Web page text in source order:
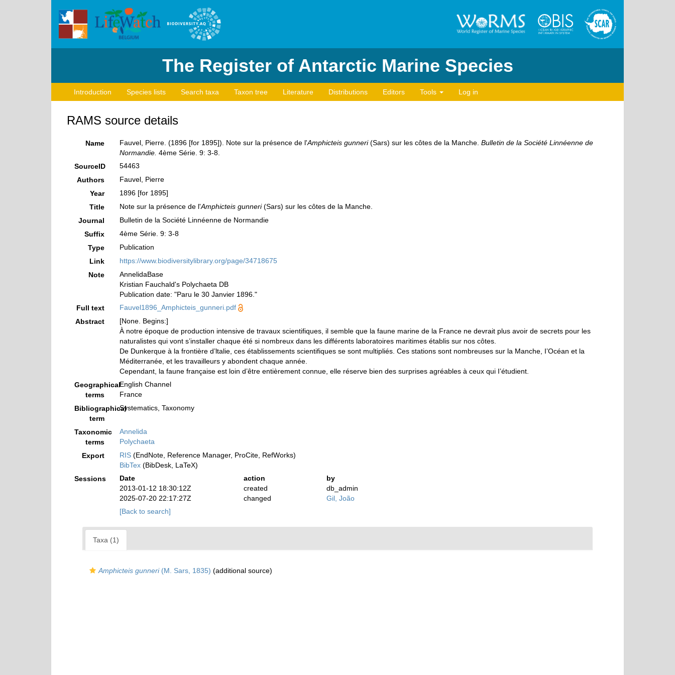
The Register of Antarctic Marine Species
Introduction Species lists Search taxa Taxon tree Literature Distributions Editors Tools Log in
RAMS source details
Name Fauvel, Pierre. (1896 [for 1895]). Note sur la présence de l'Amphicteis gunneri(Sars) sur les côtes de la Manche. Bulletin de la Société Linnéenne de
Normandie. 4ème Série. 9: 3-8.
SourceID
54463
Authors
Fauvel, Pierre
Year
1896 [for 1895]
Title
Note sur la présence de l'Amphicteis gunneri(Sars) sur les côtes de la Manche.
Journal
Bulletin de la Société Linnéenne de Normandie
Suffix
4ème Série. 9: 3-8
Type
Publication
Link
https://www.biodiversitylibrary.org/page/34718675
Note
AnnelidaBase
Kristian Fauchald's Polychaeta DB
Publication date: "Paru le 30 Janvier 1896."
Full text
Fauvel1896_Amphicteis_gunneri.pdf
Abstract
[None. Begins:]
À notre époque de production intensive de travaux scientifiques, il semble que la faune marine de la France ne devrait plus avoir de secrets pour les
naturalistes qui vont s’installer chaque été si nombreux dans les différents laboratoires maritimes établis sur nos côtes.
De Dunkerque à la frontière d’ltalie, ces établissements scientifiques se sont multipliés. Ces stations sont nombreuses sur la Manche, I’Océan et la
Méditerranée, et les travailleurs y abondent chaque année.
Cependant, la faune française est loin d’être entièrement connue, elle réserve bien des surprises agréables à ceux qui I’étudient.
Geographical
terms
English Channel
France
Bibliographical
term
Systematics, Taxonomy
Taxonomic
terms
Annelida
Polychaeta
Export
RIS(EndNote, Reference Manager, ProCite, RefWorks)
BibTex(BibDesk, LaTeX)
Sessions
Date action
by
2013-01-12 18:30:12Z
created
db_admin
2025-07-20 22:17:27Z
changed
Gil, João
[Back to search]
Taxa (1)
Amphicteis gunneri(M. Sars, 1835) (additional source)